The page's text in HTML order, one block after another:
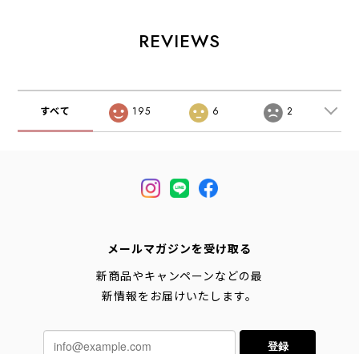
ドア・軽量・速
乾・MEN'S
REVIEWS
すべて 195 6 2
メールマガジンを受け取る
新商品やキャンペーンなどの最
新情報をお届けいたします。
登録